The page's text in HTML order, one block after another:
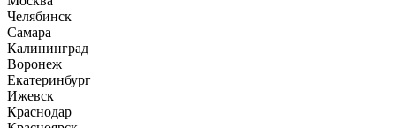
Челябинск
Самара
Калининград
Воронеж
Екатеринбург
Ижевск
Краснодар